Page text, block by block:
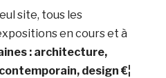
site, tous les
en cours et à
: architecture,
design €¦